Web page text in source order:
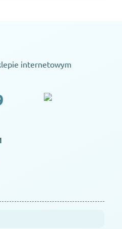
internetowym